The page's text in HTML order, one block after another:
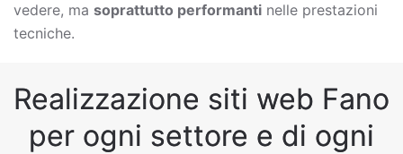
vedere, ma soprattutto performanti nelle prestazioni
tecniche.
Realizzazione siti web Fano
per ogni settore e di ogni